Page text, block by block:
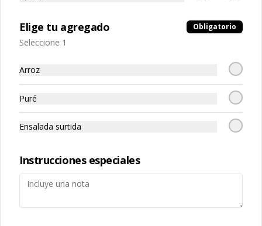
Zona de Despacho
+56939310429
Pedro Montt 2763, Valparaíso
Política de privacidad
Redes sociales
Instagram
Mi cuenta
Iniciar sesión
Elige tu agregado Obligatorio
Seleccione 1
Arroz
Puré
Ensalada surtida
Instrucciones especiales